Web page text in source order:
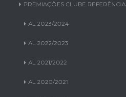
PREMIAÇÕES CLUBE REFERÊNCIA
AL 2023/2024
AL 2022/2023
AL 2021/2022
AL 2020/2021